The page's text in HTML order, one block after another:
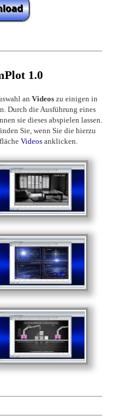
1.0
an Videos zu einigen in
Durch die Ausführung eines
sie dieses abspielen lassen.
Sie, wenn Sie die hierzu
Videosanklicken.